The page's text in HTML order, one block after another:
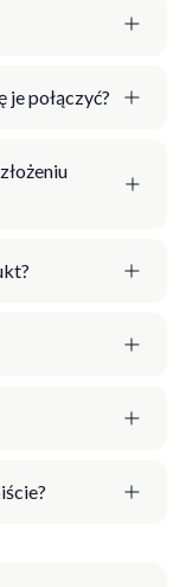
je połączyć?